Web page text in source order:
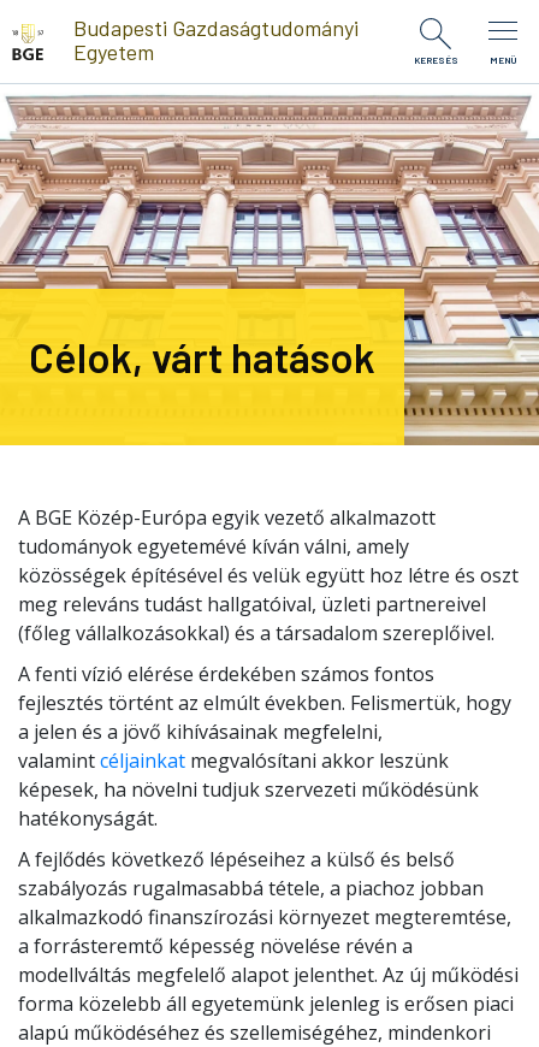
Ugrás a tartalomra
Budapesti Gazdaságtudományi
Egyetem
KERESÉS MENÜ
Célok, várt hatások
A BGE Közép-Európa egyik vezető alkalmazott
tudományok egyetemévé kíván válni, amely
közösségek építésével és velük együtt hoz létre és oszt
meg releváns tudást hallgatóival, üzleti partnereivel
(főleg vállalkozásokkal) és a társadalom szereplőivel.
A fenti vízió elérése érdekében számos fontos
fejlesztés történt az elmúlt években. Felismertük, hogy
a jelen és a jövő kihívásainak megfelelni,
valamintcéljainkat megvalósítani akkor leszünk
képesek, ha növelni tudjuk szervezeti működésünk
hatékonyságát.
A fejlődés következő lépéseihez a külső és belső
szabályozás rugalmasabbá tétele, a piachoz jobban
alkalmazkodó finanszírozási környezet megteremtése,
a forrásteremtő képesség növelése révén a
modellváltás megfelelő alapot jelenthet. Az új működési
forma közelebb áll egyetemünk jelenleg is erősen piaci
alapú működéséhez és szellemiségéhez, mindenkori